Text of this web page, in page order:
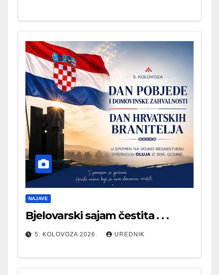
NAJAVE
Bjelovarski sajam čestita . . .
5. KOLOVOZA 2026. UREDNIK